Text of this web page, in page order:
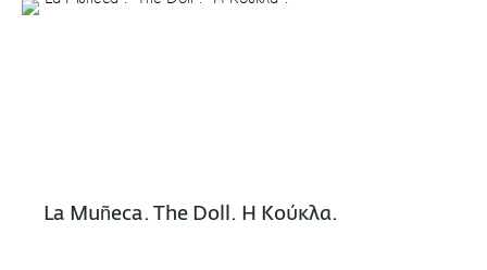
La Muñeca. The Doll. Η Κούκλα.